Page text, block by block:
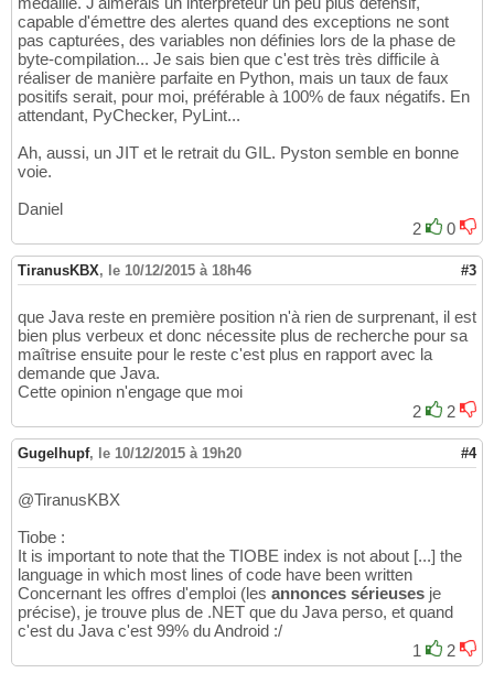
capable d'émettre des alertes quand des exceptions ne sont
pas capturées, des variables non définies lors de la phase de
byte-compilation... Je sais bien que c'est très très difficile à
réaliser de manière parfaite en Python, mais un taux de faux
positifs serait, pour moi, préférable à 100% de faux négatifs. En
attendant, PyChecker, PyLint...
Ah, aussi, un JIT et le retrait du GIL. Pyston semble en bonne
voie.
Daniel
2
0
TiranusKBX, le 10/12/2015 à 18h46 #3
que Java reste en première position n'à rien de surprenant, il est
bien plus verbeux et donc nécessite plus de recherche pour sa
maîtrise ensuite pour le reste c'est plus en rapport avec la
demande que Java.
Cette opinion n'engage que moi
2
2
Gugelhupf, le 10/12/2015 à 19h20 #4
@TiranusKBX
Tiobe :
It is important to note that the TIOBE index is not about [...] the
language in which most lines of code have been written
Concernant les offres d'emploi (les annonces sérieuses je
précise), je trouve plus de .NET que du Java perso, et quand
c'est du Java c'est 99% du Android :/
1
2